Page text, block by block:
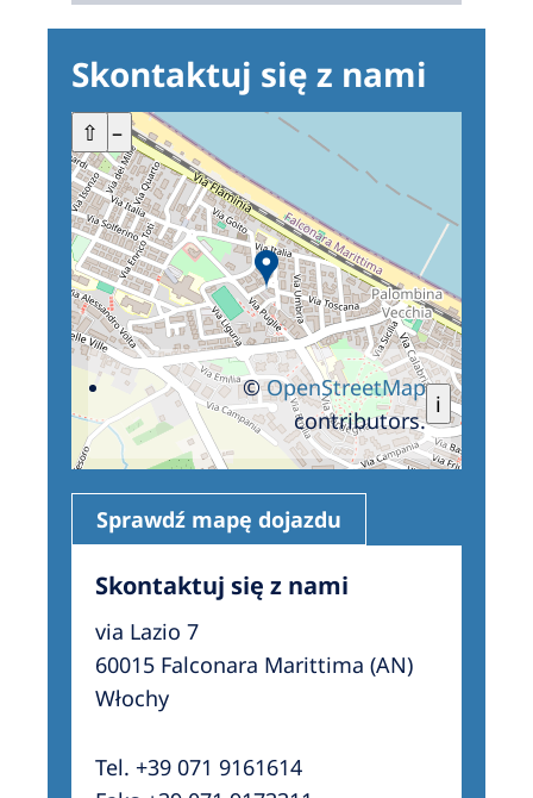
Skontaktuj się z nami
+ –
⇧
i
©OpenStreetMap
contributors.
Sprawdź mapę dojazdu
Skontaktuj się z nami
via Lazio 7
60015 Falconara Marittima (AN)
Włochy
Tel. +39 071 9161614